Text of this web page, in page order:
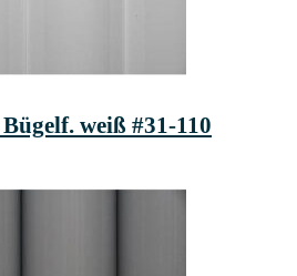
weiß #31-110